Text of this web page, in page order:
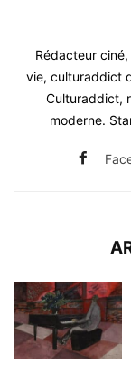
Rédacteur
vie, culturaddict
Culturaddict,
moderne.